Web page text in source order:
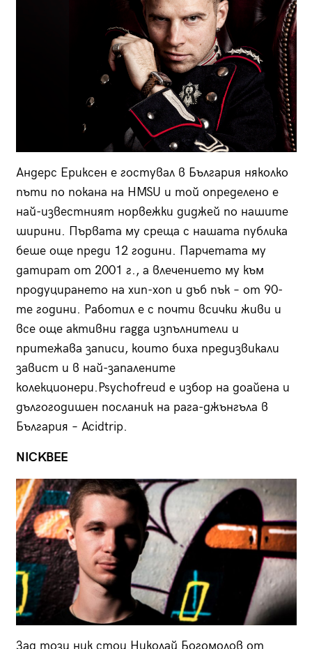
Андерс Ериксен е гостувал в България няколко
пъти по покана на HMSU и той определено е
най-известният норвежки диджей по нашите
ширини. Първата му среща с нашата публика
беше още преди 12 години. Парчетата му
датират от 2001 г., а влечението му към
продуцирането на хип-хоп и дъб пък – от 90-
те години. Работил е с почти всички живи и
все още активни ragga изпълнители и
притежава записи, които биха предизвикали
завист и в най-запалените
колекционери.Psychofreud е избор на доайена и
дългогодишен посланик на рага-джънгъла в
България – Acidtrip.
NICKBEE
Зад този ник стои Николай Богомолов от